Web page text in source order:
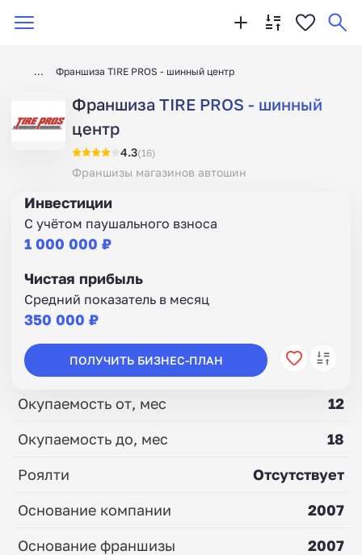
Франшиза TIRE PROS - шинный центр
Франшиза TIRE PROS - шинный
центр
4.3(16)
Франшизы магазинов автошин
Инвестиции
С учётом паушального взноса
1 000 000 ₽
Чистая прибыль
Средний показатель в месяц
350 000 ₽
ПОЛУЧИТЬ БИЗНЕС-ПЛАН
Окупаемость от, мес
12
Окупаемость до, мес
18
Роялти
Отсутствует
Основание компании
2007
Основание франшизы
2007